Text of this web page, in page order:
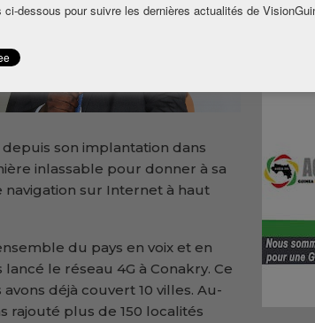
son implantation dans
inlassable pour donner à sa
sur Internet à haut
du pays en voix et en
le réseau 4G à Conakry. Ce
déjà couvert 10 villes. Au-
rajouté plus de 150 localités
dessous pour suivre les dernières actualités de